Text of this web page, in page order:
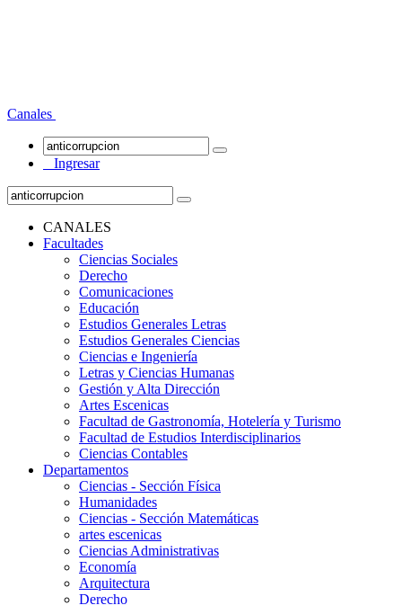
Canales
Ingresar
CANALES
Facultades
Ciencias Sociales
Derecho
Comunicaciones
Educación
Estudios Generales Letras
Estudios Generales Ciencias
Ciencias e Ingeniería
Letras y Ciencias Humanas
Gestión y Alta Dirección
Artes Escenicas
Facultad de Gastronomía, Hotelería y Turismo
Facultad de Estudios Interdisciplinarios
Ciencias Contables
Departamentos
Ciencias - Sección Física
Humanidades
Ciencias - Sección Matemáticas
artes escenicas
Ciencias Administrativas
Economía
Arquitectura
Derecho